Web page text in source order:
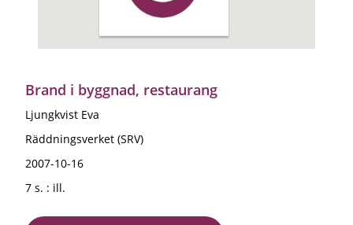
Brand i byggnad, restaurang
Ljungkvist Eva
Räddningsverket (SRV)
2007-10-16
7 s. : ill.